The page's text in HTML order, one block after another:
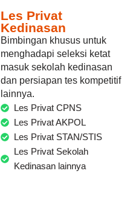
Les Privat
Kedinasan
Bimbingan khusus untuk
menghadapi seleksi ketat
masuk sekolah kedinasan
dan persiapan tes kompetitif
lainnya.
Les Privat CPNS
Les Privat AKPOL
Les Privat STAN/STIS
Les Privat Sekolah
Kedinasan lainnya